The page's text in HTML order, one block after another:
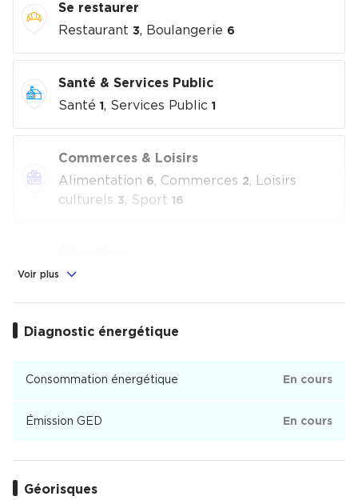
Se restaurer
Restaurant 3, Boulangerie 6
Santé & Services Public
Santé 1 , Services Public 1
Commerces & Loisirs
Alimentation 6, Commerces 2, Loisirs
culturels 3, Sport 16
École
Voir plus
Diagnostic énergétique
Consommation énergétique En cours
Émission GED En cours
Géorisques